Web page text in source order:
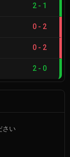
2 - 1
0 - 2
0 - 2
2 - 0
さい